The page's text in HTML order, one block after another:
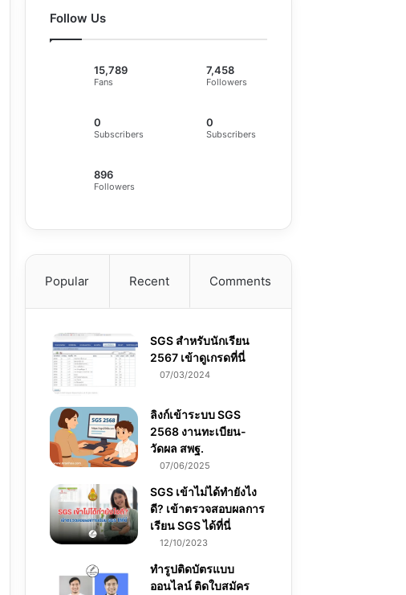
Follow Us
15,789
Fans
7,458
Followers
0
Subscribers
0
Subscribers
896
Followers
Popular Recent Comments
SGS สําหรับนักเรียน
2567 เข้าดูเกรดที่นี่
07/03/2024
ลิงก์เข้าระบบ SGS
2568 งานทะเบียน-
วัดผล สพฐ.
07/06/2025
SGS เข้าไม่ได้ทำยังไง
ดี? เข้าตรวจสอบผลการ
เรียน SGS ได้ที่นี่
12/10/2023
ทำรูปติดบัตรแบบ
ออนไลน์ ติดใบสมัคร